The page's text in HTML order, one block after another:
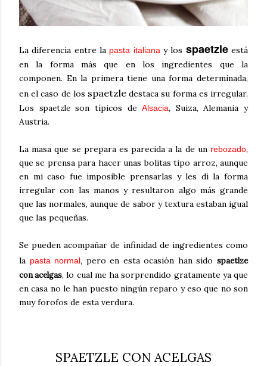
La diferencia entre la pasta italiana y los spaetzleestá
en la forma más que en los ingredientes que la
componen. En la primera tiene una forma determinada,
en el caso de los spaetzle destaca su forma es irregular.
Los spaetzleson típicos deAlsacia, Suiza, Alemania y
Austria.
La masa que se prepara es parecida a la de un rebozado,
que se prensa para hacer unas bolitas tipo arroz, aunque
en mi caso fue imposible prensarlas y les di la forma
irregular con las manos y resultaron algo más grande
que las normales, aunque de sabor y textura estaban igual
que las pequeñas.
Se pueden acompañar de infinidad de ingredientes como
la pasta normal, pero en esta ocasión han sidospaetlze
con acelgas, lo cual me ha sorprendido gratamente ya que
en casa no le han puesto ningún reparo y eso que no son
muy forofos de esta verdura.
SPAETZLE CON ACELGAS